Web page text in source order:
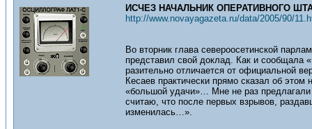
ИСЧЕЗ НАЧАЛЬНИК ОПЕРАТИВНОГО
http://www.novayagazeta.ru/data/2005/90/
Во вторник глава североосетинской
представил свой доклад. Как и сообщала
разительно отличается от официальной
Кесаев практически прямо сказал об
«большой удачи»… Мне не раз предлагали
считаю, что после первых взрывов,
изменилась…».